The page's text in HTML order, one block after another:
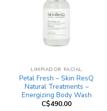
LIMPIADOR FACIAL
Petal Fresh – Skin ResQ
Natural Treatments –
Energizing Body Wash
C$490.00